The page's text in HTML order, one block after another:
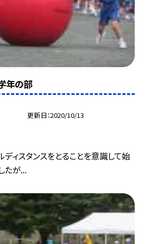
年の部
更新日 2020/10/13
ディスタンスをとることを意識して始
たが...